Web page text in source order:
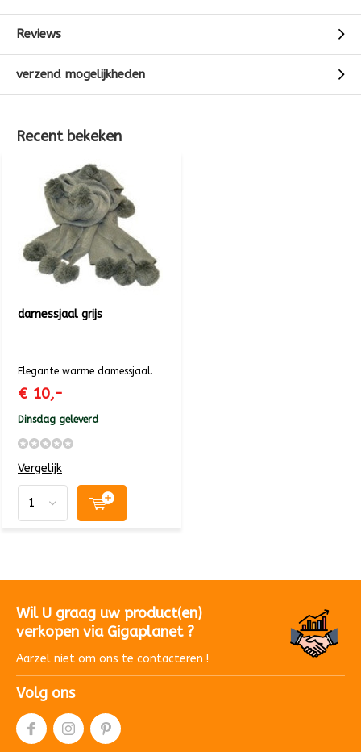
Reviews
verzend mogelijkheden
Recent bekeken
damessjaal grijs
Elegante warme damessjaal.
€ 10,-
Dinsdag geleverd
Vergelijk
Wil U graag uw product(en)
verkopen via Gigaplanet ?
Aarzel niet om ons te contacteren !
Volg ons